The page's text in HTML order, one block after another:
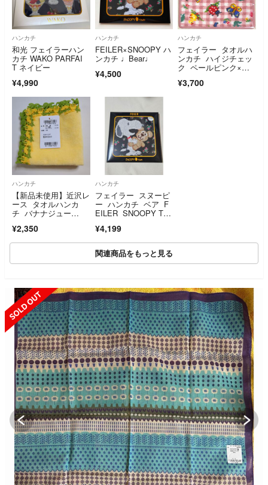
ハンカチ
和光 フェイラーハン
カチ WAKO PARFAI
T ネイビー
¥4,990
ハンカチ
FEILER×SNOOPY ハ
ンカチ ♩Bear♩
¥4,500
ハンカチ
フェイラー タオルハ
ンカチ ハイジチェッ
ク ペールピンク×ペ
¥3,700
ハンカチ
【新品未使用】近沢レ
ース タオルハンカ
チ バナナジュー
¥2,350
ハンカチ
フェイラー スヌーピ
ー ハンカチ ベア F
EILER SNOOPY TO
¥4,199
関連商品をもっと見る
SOLD OUT